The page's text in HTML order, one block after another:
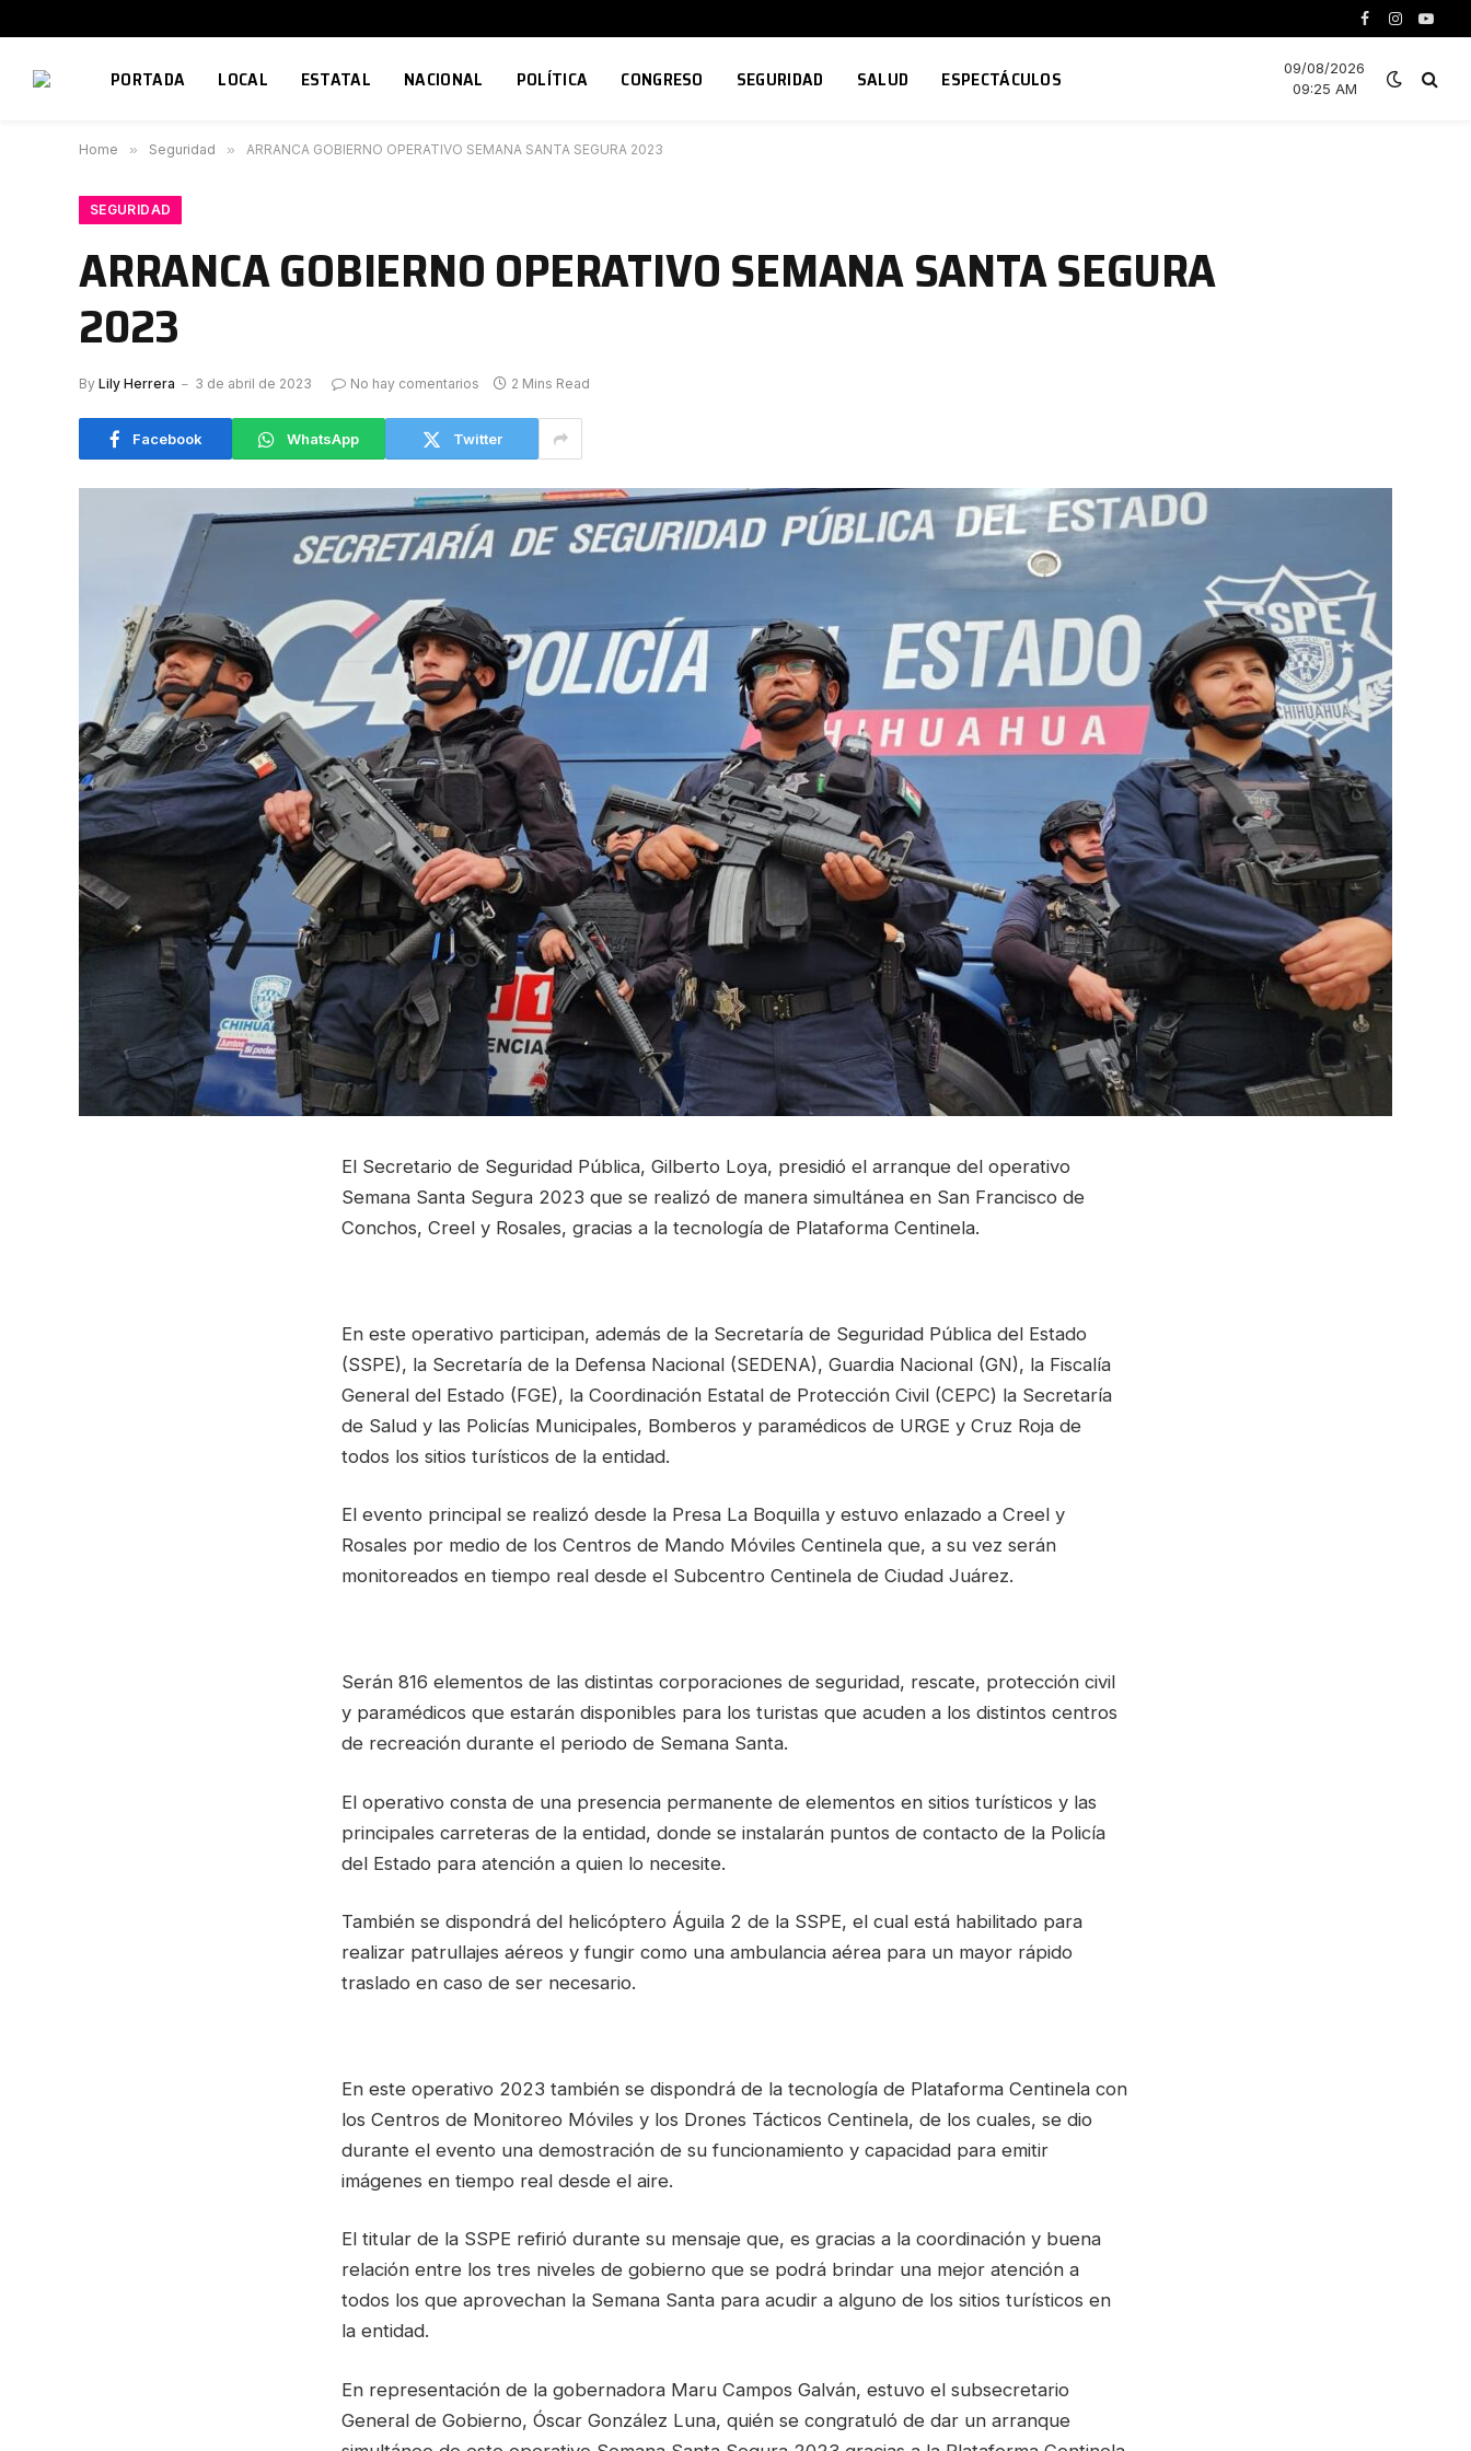
Facebook
Instagram
PORTADA LOCAL ESTATAL NACIONAL POLÍTICA CONGRESO SEGURIDAD SALUD ESPECTÁCULOS
09/08/2026
09:25 AM
Home » Seguridad » ARRANCA GOBIERNO OPERATIVO SEMANA SANTA SEGURA 2023
SEGURIDAD
ARRANCA GOBIERNO OPERATIVO SEMANA SANTA SEGURA
2023
By Lily Herrera 3 de abril de 2023 No hay comentarios 2 Mins Read
Facebook WhatsApp Twitter
El Secretario de Seguridad Pública, Gilberto Loya, presidió el arranque del operativo
Semana Santa Segura 2023 que se realizó de manera simultánea en San Francisco de
Conchos, Creel y Rosales, gracias a la tecnología de Plataforma Centinela.
En este operativo participan, además de la Secretaría de Seguridad Pública del Estado
(SSPE), la Secretaría de la Defensa Nacional (SEDENA), Guardia Nacional (GN), la Fiscalía
General del Estado (FGE), la Coordinación Estatal de Protección Civil (CEPC) la Secretaría
de Salud y las Policías Municipales, Bomberos y paramédicos de URGE y Cruz Roja de
todos los sitios turísticos de la entidad.
El evento principal se realizó desde la Presa La Boquilla y estuvo enlazado a Creel y
Rosales por medio de los Centros de Mando Móviles Centinela que, a su vez serán
monitoreados en tiempo real desde el Subcentro Centinela de Ciudad Juárez.
Serán 816 elementos de las distintas corporaciones de seguridad, rescate, protección civil
y paramédicos que estarán disponibles para los turistas que acuden a los distintos centros
de recreación durante el periodo de Semana Santa.
El operativo consta de una presencia permanente de elementos en sitios turísticos y las
principales carreteras de la entidad, donde se instalarán puntos de contacto de la Policía
del Estado para atención a quien lo necesite.
También se dispondrá del helicóptero Águila 2 de la SSPE, el cual está habilitado para
realizar patrullajes aéreos y fungir como una ambulancia aérea para un mayor rápido
traslado en caso de ser necesario.
En este operativo 2023 también se dispondrá de la tecnología de Plataforma Centinela con
los Centros de Monitoreo Móviles y los Drones Tácticos Centinela, de los cuales, se dio
durante el evento una demostración de su funcionamiento y capacidad para emitir
imágenes en tiempo real desde el aire.
El titular de la SSPE refirió durante su mensaje que, es gracias a la coordinación y buena
relación entre los tres niveles de gobierno que se podrá brindar una mejor atención a
todos los que aprovechan la Semana Santa para acudir a alguno de los sitios turísticos en
la entidad.
En representación de la gobernadora Maru Campos Galván, estuvo el subsecretario
General de Gobierno, Óscar González Luna, quién se congratuló de dar un arranque